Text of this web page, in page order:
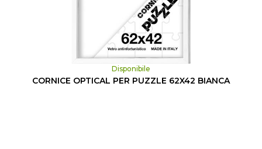
Disponibile
CORNICE OPTICAL PER PUZZLE 62X42 BIANCA